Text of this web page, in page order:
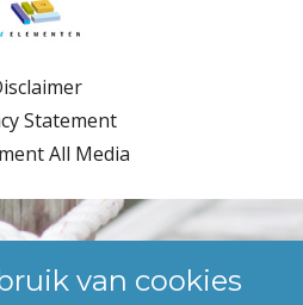
Statement
All Media
van cookies